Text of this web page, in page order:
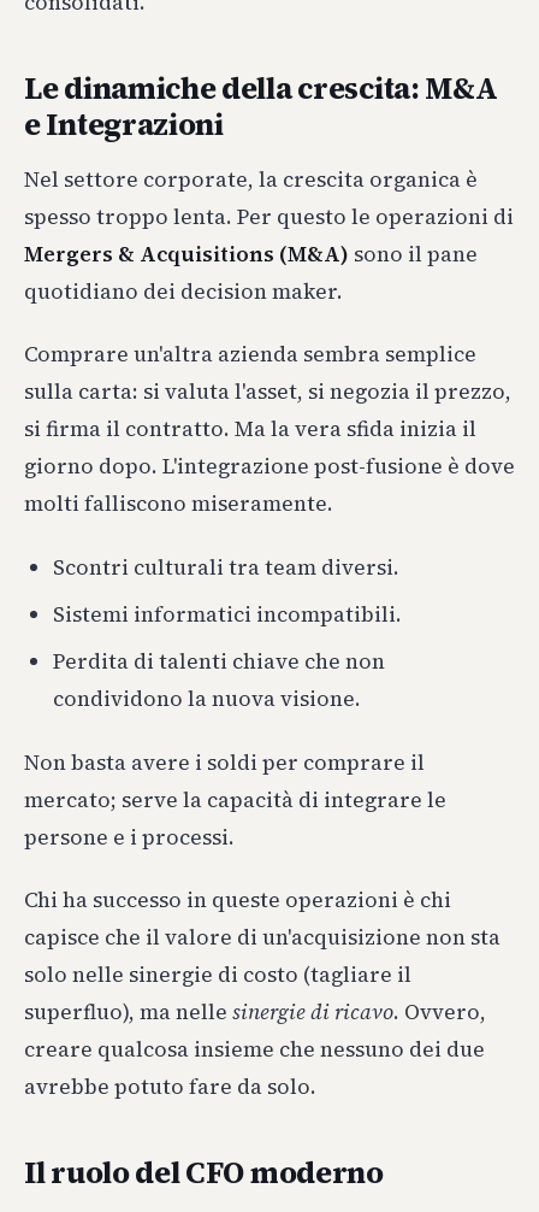
Le dinamiche della crescita: M&A
e Integrazioni
Nel settore corporate, la crescita organica è
spesso troppo lenta. Per questo le operazioni di
Mergers & Acquisitions (M&A) sono il pane
quotidiano dei decision maker.
Comprare un'altra azienda sembra semplice
sulla carta: si valuta l'asset, si negozia il prezzo,
si firma il contratto. Ma la vera sfida inizia il
giorno dopo. L'integrazione post-fusione è dove
molti falliscono miseramente.
Scontri culturali tra team diversi.
Sistemi informatici incompatibili.
Perdita di talenti chiave che non
condividono la nuova visione.
Non basta avere i soldi per comprare il
mercato; serve la capacità di integrare le
persone e i processi.
Chi ha successo in queste operazioni è chi
capisce che il valore di un'acquisizione non sta
solo nelle sinergie di costo (tagliare il
superfluo), ma nelle sinergie di ricavo. Ovvero,
creare qualcosa insieme che nessuno dei due
avrebbe potuto fare da solo.
Il ruolo del CFO moderno